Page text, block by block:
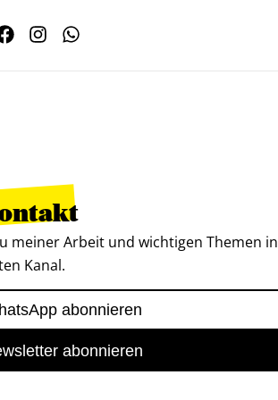
meiner Arbeit und wichtigen Themen in
Kanal.
abonnieren
abonnieren